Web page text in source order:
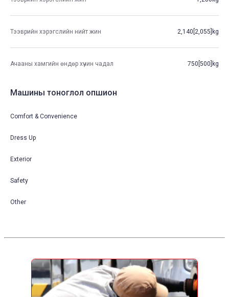
Тээврийн хэрэгслийн нийт жин 2,140[2,055]kg
Ачааны хамгийн өндөр хүчин чадал 750[500]kg
Машины тоноглол опшион
Comfort & Convenience
Dress Up
Exterior
Safety
Other